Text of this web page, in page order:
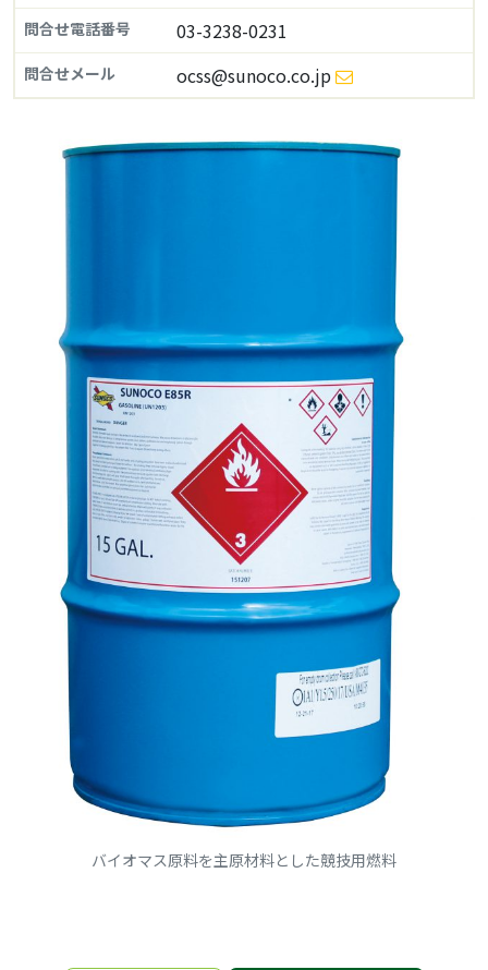
問合せ電話番号 03-3238-0231
問合せメール ocss@sunoco.co.jp
バイオマス原料を主原材料とした競技用燃料